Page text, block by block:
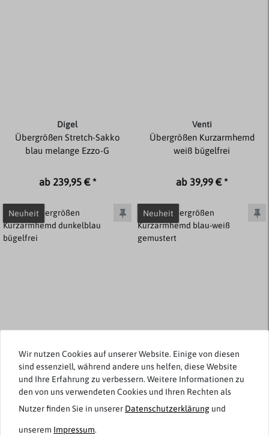
Digel
Übergrößen Stretch-Sakko
blau melange Ezzo-G
ab 239,95 € *
Venti
Übergrößen Kurzarmhemd
weiß bügelfrei
ab 39,99 € *
Neuheit
Venti
Übergrößen Kurzarmhemd
dunkelblau bügelfrei
Neuheit
Venti
Übergrößen Kurzarmhemd
blau-weiß gemustert
Wir nutzen Cookies auf unserer Website. Einige von diesen
sind essenziell, während andere uns helfen, diese Website
und Ihre Erfahrung zu verbessern. Weitere Informationen zu
den von uns verwendeten Cookies und Ihren Rechten als
Nutzer finden Sie in unserer Daten­schutz­erklärung und
unserem Impressum.